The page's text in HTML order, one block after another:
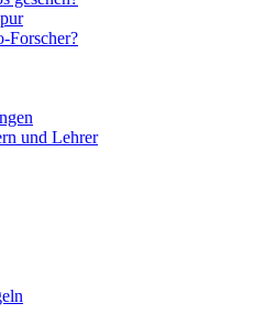
Forscher?
und Lehrer